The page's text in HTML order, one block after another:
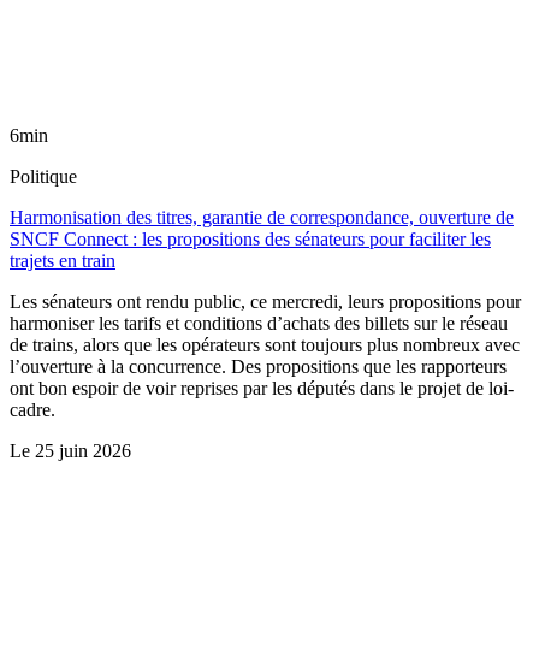
6min
Politique
Harmonisation des titres, garantie de correspondance, ouverture de
SNCF Connect : les propositions des sénateurs pour faciliter les
trajets en train
Les sénateurs ont rendu public, ce mercredi, leurs propositions pour
harmoniser les tarifs et conditions d’achats des billets sur le réseau
de trains, alors que les opérateurs sont toujours plus nombreux avec
l’ouverture à la concurrence. Des propositions que les rapporteurs
ont bon espoir de voir reprises par les députés dans le projet de loi-
cadre.
Le 25 juin 2026